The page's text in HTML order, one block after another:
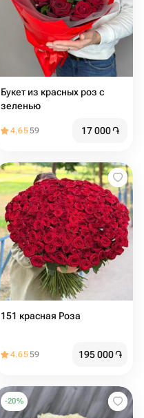
Букет из красных роз с
зеленью
4.6559 17 000֏
151 красная Роза
4.6559 195 000֏
-20%